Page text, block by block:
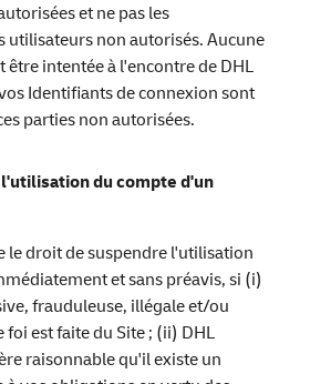
et ne pas les
utilisateurs non autorisés. Aucune
être intentée à l'encontre de DHL
Identifiants de connexion sont
parties non autorisées.
l'utilisation du compte d'un
le droit de suspendre l'utilisation
et sans préavis, si (i)
frauduleuse, illégale et/ou
foi est faite du Site ; (ii) DHL
raisonnable qu'il existe un